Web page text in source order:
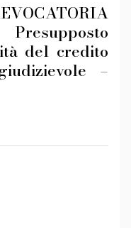
del credito
–